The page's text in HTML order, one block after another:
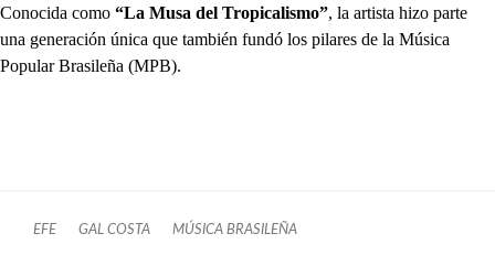
Conocida como “La Musa del Tropicalismo”, la artista hizo parte
una generación única que también fundó los pilares de la Música
Popular Brasileña (MPB).
EFE GAL COSTA MÚSICA BRASILEÑA